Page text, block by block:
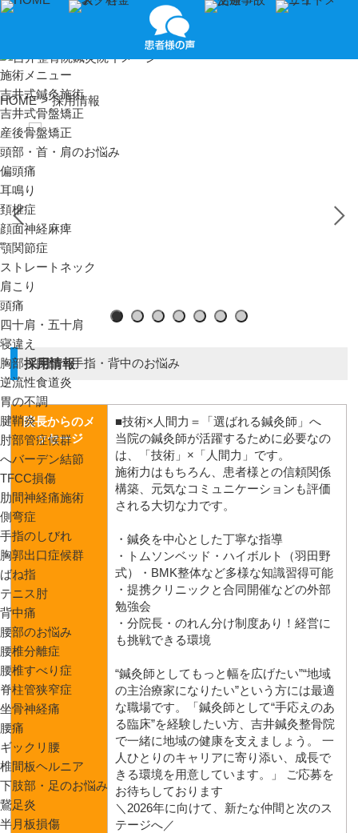
施術メニュー
吉井式鍼灸施術
吉井式骨盤矯正
産後骨盤矯正
頭部・首・肩のお悩み
偏頭痛
耳鳴り
頚椎症
顔面神経麻痺
顎関節症
ストレートネック
肩こり
頭痛
四十肩・五十肩
寝違え
胸部・腕部・手指・背中のお悩み
逆流性食道炎
胃の不調
腱鞘炎
肘部管症候群
へバーデン結節
TFCC損傷
肋間神経痛施術
側弯症
手指のしびれ
胸郭出口症候群
ばね指
テニス肘
背中痛
腰部のお悩み
腰椎分離症
腰椎すべり症
脊柱管狭窄症
坐骨神経痛
腰痛
ギックリ腰
椎間板ヘルニア
下肢部・足のお悩み
鵞足炎
半月板損傷
HOME > 採用情報
1 2 3 4 5 6 7
採用情報
院長からのメ
ッセージ
■技術×人間力＝「選ばれる鍼灸師」へ
当院の鍼灸師が活躍するために必要なの
は、「技術」×「人間力」です。
施術力はもちろん、患者様との信頼関係
構築、元気なコミュニケーションも評価
される大切な力です。
・鍼灸を中心とした丁寧な指導
・トムソンベッド・ハイボルト（羽田野
式）・BMK整体など多様な知識習得可能
・提携クリニックと合同開催などの外部
勉強会
・分院長・のれん分け制度あり！経営に
も挑戦できる環境
“鍼灸師としてもっと幅を広げたい”“地域
の主治療家になりたい”という方には最適
な職場です。「鍼灸師として“手応えのあ
る臨床”を経験したい方、吉井鍼灸整骨院
で一緒に地域の健康を支えましょう。 一
人ひとりのキャリアに寄り添い、成長で
きる環境を用意しています。」 ご応募を
お待ちしております
＼2026年に向けて、新たな仲間と次のス
テージへ／